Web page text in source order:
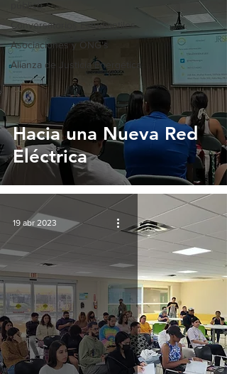
público
Conversatorios Estudiantiles
Asociaciones y ONG's
Alianza de Justicia Energética
Hacia una Nueva Red
Eléctrica
19 abr 2023